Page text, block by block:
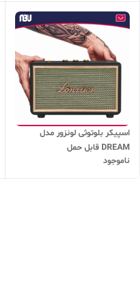
اسپیکر بلوتوثی لونزور مدل
DREAM قابل حمل
ناموجود